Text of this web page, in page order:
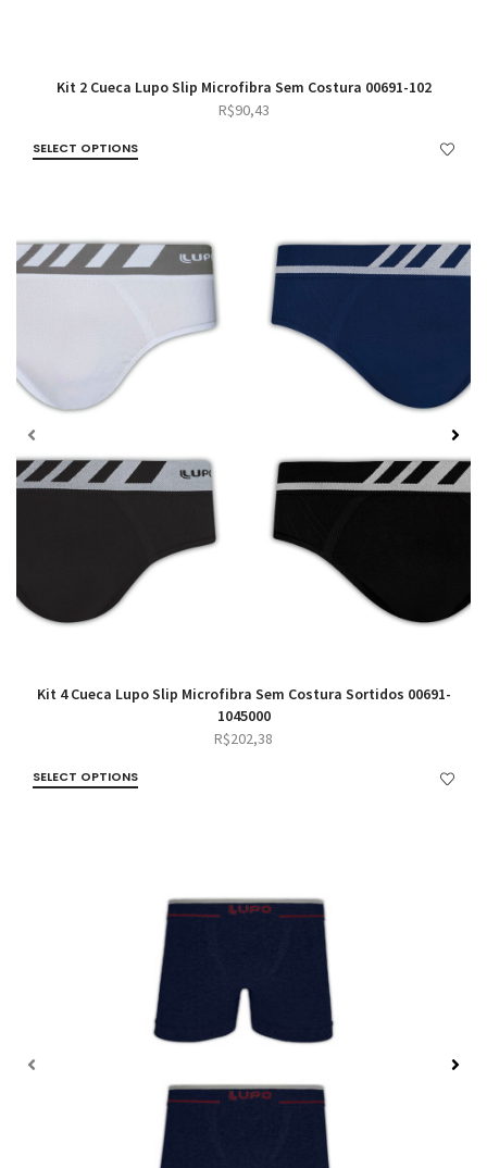
Kit 2 Cueca Lupo Slip Microfibra Sem Costura 00691-102
R$90,43
SELECT OPTIONS
Kit 4 Cueca Lupo Slip Microfibra Sem Costura Sortidos 00691-
1045000
R$202,38
SELECT OPTIONS